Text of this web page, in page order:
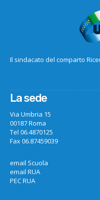
Il sindacato del comparto
La sede
Via Umbria 15
00187 Roma
Tel 06.4870125
Fax 06.87459039
email Scuola
email RUA
PEC RUA